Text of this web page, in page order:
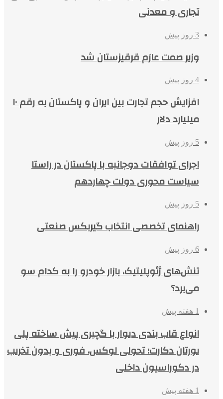
تجاری و معدنی
3 روز پیش
وزیر صمت عازم قرقیزستان شد
4 روز پیش
افزایش حجم تجارت بین ایران و پاکستان به رقم ۱۰
میلیارد دلار
5 روز پیش
اجرای توافقات دوجانبه با پاکستان در راستا
سیاست محوری دولت چهاردهم
5 روز پیش
راهنمای تخصصی انتخاب گیربکس صنعتی
6 روز پیش
تنش‌های ژئوپلیتیک، بازار خودرو را به کدام سو
می‌برد؟
1 هفته پیش
انواع قاب بندی دیوار با گچبری پیش ساخته پلی
یورتان دکارت؛ تحولی لوکس، فوری و بدون تخریب
در دکوراسیون داخلی
1 هفته پیش